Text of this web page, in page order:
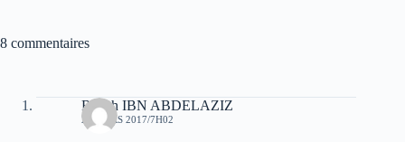
8 commentaires
Rabah IBN ABDELAZIZ
29 MARS 2017/7H02